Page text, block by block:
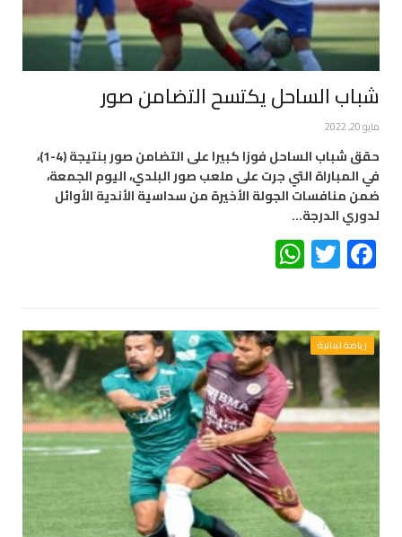
شباب الساحل يكتسح التضامن صور
مايو 20, 2022
حقق شباب الساحل فوزا كبيرا على التضامن صور بنتيجة (4-1)،
في المباراة التي جرت على ملعب صور البلدي، اليوم الجمعة،
ضمن منافسات الجولة الأخيرة من سداسية الأندية الأوائل
لدوري الدرجة…
Facebook
Twitter
رياضة لبنانية